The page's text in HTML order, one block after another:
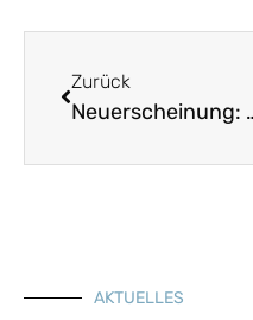
Zurück
Neuerscheinung:
AKTUELLES